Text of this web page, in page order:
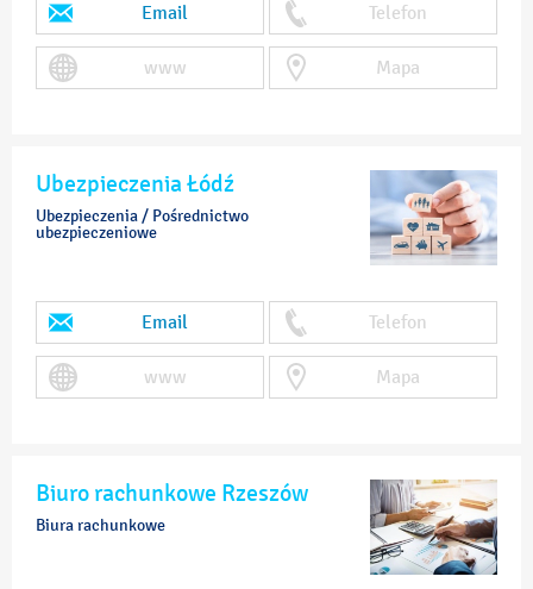
Email Telefon
www Mapa
Ubezpieczenia Łódź
Ubezpieczenia / Pośrednictwo
ubezpieczeniowe
Email Telefon
www Mapa
Biuro rachunkowe Rzeszów
Biura rachunkowe